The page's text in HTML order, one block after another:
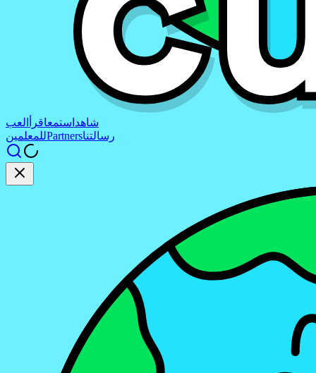
شاهد استمعاقرأ
العب
للمعلمينPartnersرسالتنا